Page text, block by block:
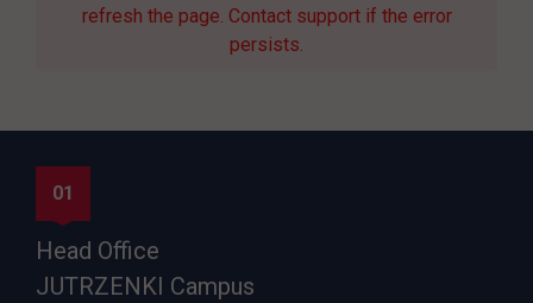
refresh the page. Contact support if the error
persists.
01
Head Office
JUTRZENKI Campus